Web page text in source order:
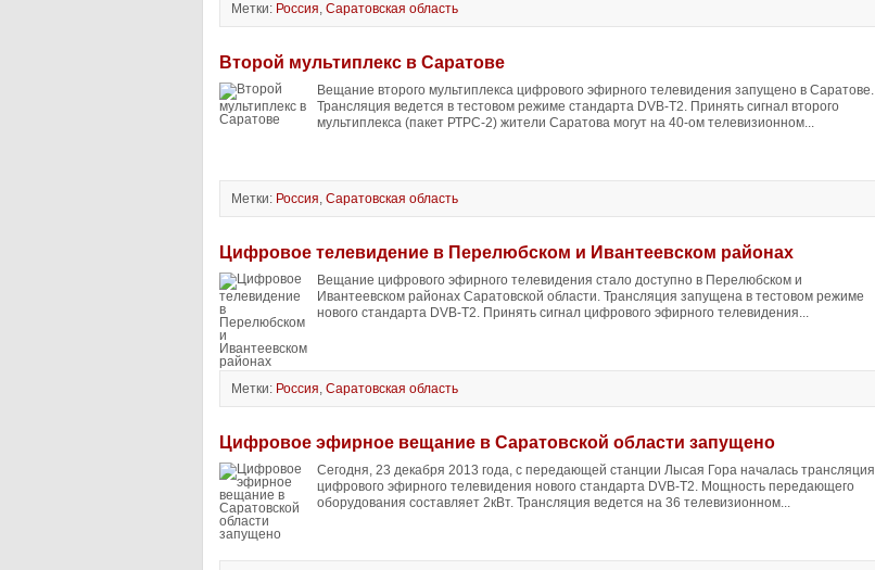
Метки: Россия, Саратовская область
Второй мультиплекс в Саратове
Вещание второго мультиплекса цифрового эфирного телевидения запущено в Саратове.
Трансляция ведется в тестовом режиме стандарта DVB-T2. Принять сигнал второго
мультиплекса (пакет РТРС-2) жители Саратова могут на 40-ом телевизионном...
Метки: Россия, Саратовская область
Цифровое телевидение в Перелюбском и Ивантеевском районах
Вещание цифрового эфирного телевидения стало доступно в Перелюбском и
Ивантеевском районах Саратовской области. Трансляция запущена в тестовом режиме
нового стандарта DVB-T2. Принять сигнал цифрового эфирного телевидения...
Метки: Россия, Саратовская область
Цифровое эфирное вещание в Саратовской области запущено
Сегодня, 23 декабря 2013 года, с передающей станции Лысая Гора началась трансляция
цифрового эфирного телевидения нового стандарта DVB-T2. Мощность передающего
оборудования составляет 2кВт. Трансляция ведется на 36 телевизионном...